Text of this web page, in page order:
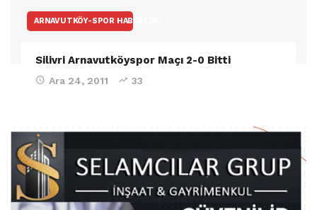
ARNAVUTKÖY-SPOR HABERLERI
Silivri Arnavutköyspor Maçı 2-0 Bitti
Ara 24, 2011 33